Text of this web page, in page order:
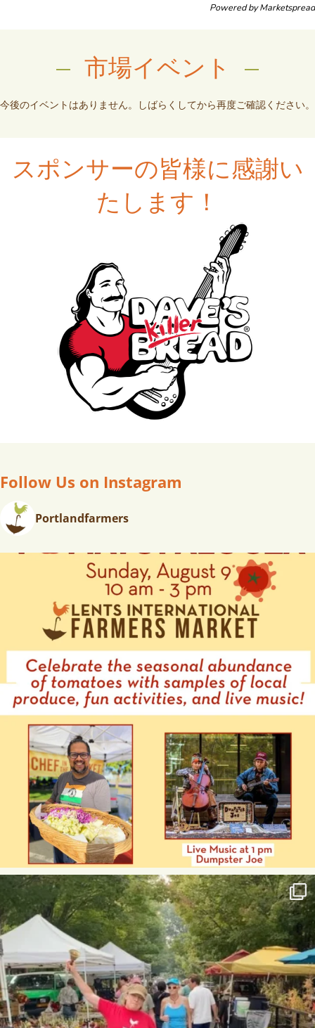
Powered byMarketspread
市場イベント
今後のイベントはありません。しばらくしてから再度ご確認ください。
スポンサーの皆様に感謝い
たします！
Follow Us on Instagram
Portlandfarmers